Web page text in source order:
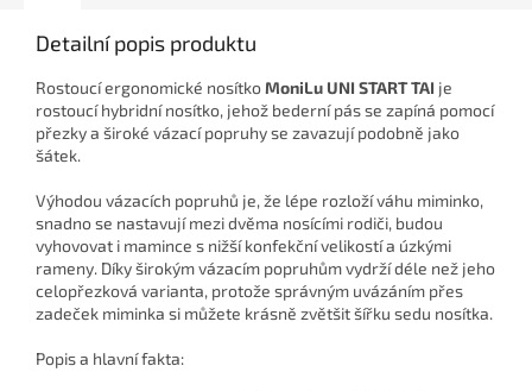
Detailní popis produktu
Rostoucí ergonomické nosítkoMoniLu UNI STARTTAI je
rostoucí hybridní nosítko, jehož bederní pás se zapíná pomocí
přezky a široké vázací popruhy se zavazují podobně jako
šátek.
Výhodou vázacích popruhů je, že lépe rozloží váhu miminko,
snadno se nastavují mezi dvěma nosícími rodiči, budou
vyhovovat i mamince s nižší konfekční velikostí a úzkými
rameny. Díky širokým vázacím popruhům vydrží déle než jeho
celopřezková varianta, protože správným uvázáním přes
zadeček miminka si můžete krásně zvětšit šířku sedu nosítka.
Popis a hlavní fakta: